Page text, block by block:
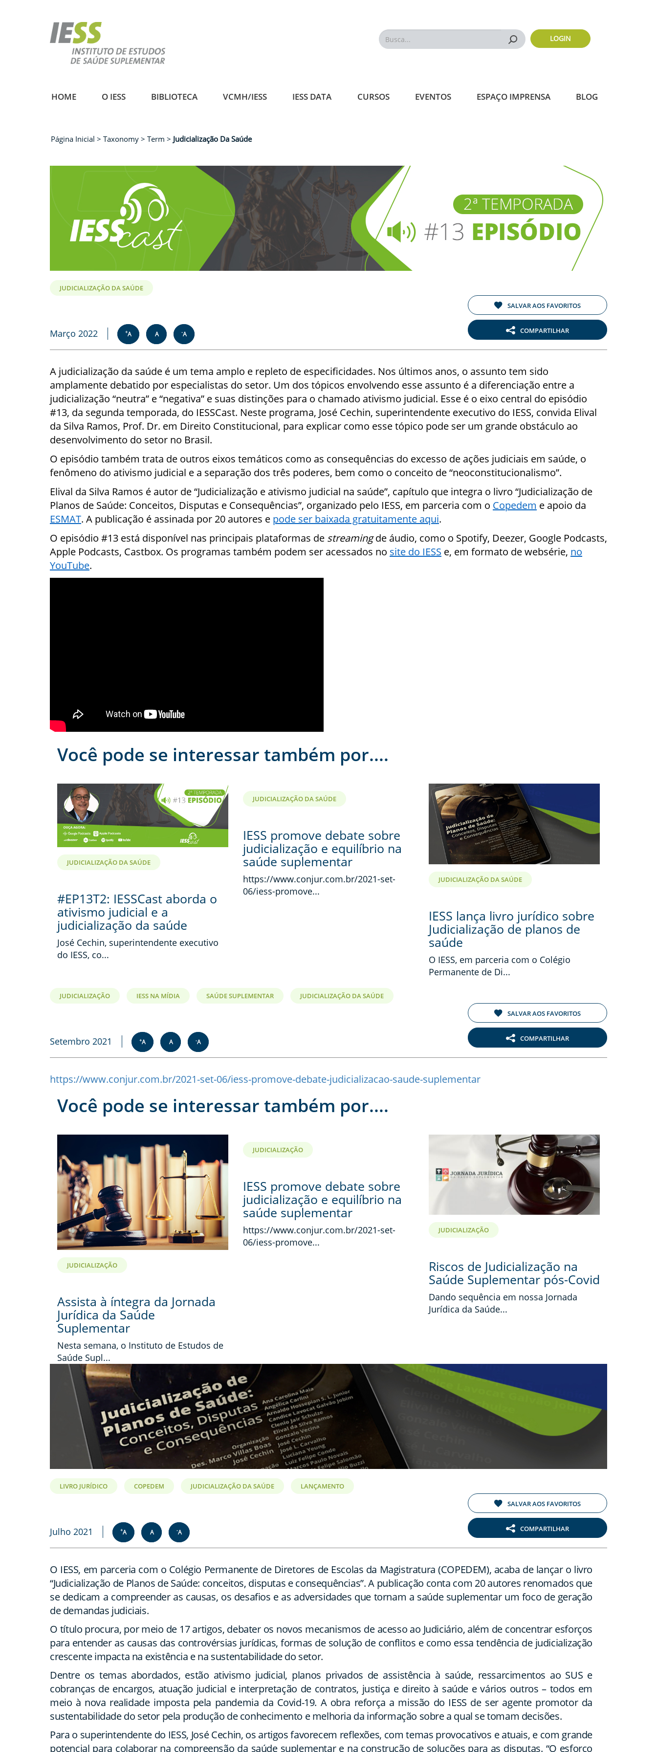
Busca... Buscar LOGIN
HOME O IESS BIBLIOTECA VCMH/IESS IESS DATA CURSOS EVENTOS ESPAÇO IMPRENSA BLOG
Trilha
de
Página Inicial Taxonomy Term Judicialização Da Saúde
JUDICIALIZAÇÃO DA SAÚDE
Março 2022 +A A -A
SALVAR AOS FAVORITOS
COMPARTILHAR
A judicialização da saúde é um tema amplo e repleto de especificidades. Nos últimos anos, o assunto tem sido
amplamente debatido por especialistas do setor. Um dos tópicos envolvendo esse assunto é a diferenciação entre a
judicialização “neutra” e “negativa” e suas distinções para o chamado ativismo judicial. Esse é o eixo central do episódio
#13, da segunda temporada, do IESSCast. Neste programa, José Cechin, superintendente executivo do IESS, convida Elival
da Silva Ramos, Prof. Dr. em Direito Constitucional, para explicar como esse tópico pode ser um grande obstáculo ao
desenvolvimento do setor no Brasil.
O episódio também trata de outros eixos temáticos como as consequências do excesso de ações judiciais em saúde, o
fenômeno do ativismo judicial e a separação dos três poderes, bem como o conceito de “neoconstitucionalismo”.
Elival da Silva Ramos é autor de “Judicialização e ativismo judicial na saúde”, capítulo que integra o livro “Judicialização de
Planos de Saúde: Conceitos, Disputas e Consequências”, organizado pelo IESS, em parceria com o Copedem e apoio da
ESMAT. A publicação é assinada por 20 autores e pode ser baixada gratuitamente aqui.
O episódio #13 está disponível nas principais plataformas de streamingde áudio, como o Spotify, Deezer, Google Podcasts,
Apple Podcasts, Castbox. Os programas também podem ser acessados no site do IESS e, em formato de websérie, no
YouTube.
Você pode se interessar também por....
JUDICIALIZAÇÃO DA SAÚDE
#EP13T2: IESSCast aborda o
ativismo judicial e a
judicialização da saúde
José Cechin, superintendente executivo
do IESS, co...
JUDICIALIZAÇÃO DA SAÚDE
IESS promove debate sobre
judicialização e equilíbrio na
saúde suplementar
https://www.conjur.com.br/2021-set-
06/iess-promove...
JUDICIALIZAÇÃO DA SAÚDE
IESS lança livro jurídico sobre
Judicialização de planos de
saúde
O IESS, em parceria com o Colégio
Permanente de Di...
JUDICIALIZAÇÃO IESS NA MÍDIA SAÚDE SUPLEMENTAR JUDICIALIZAÇÃO DA SAÚDE
Setembro 2021 +A A -A
SALVAR AOS FAVORITOS
COMPARTILHAR
https://www.conjur.com.br/2021-set-06/iess-promove-debate-judicializacao-saude-suplementar
Você pode se interessar também por....
JUDICIALIZAÇÃO
Assista à íntegra da Jornada
Jurídica da Saúde
Suplementar
Nesta semana, o Instituto de Estudos de
Saúde Supl...
JUDICIALIZAÇÃO
IESS promove debate sobre
judicialização e equilíbrio na
saúde suplementar
https://www.conjur.com.br/2021-set-
06/iess-promove...
JUDICIALIZAÇÃO
Riscos de Judicialização na
Saúde Suplementar pós-Covid
Dando sequência em nossa Jornada
Jurídica da Saúde...
LIVRO JURÍDICO COPEDEM JUDICIALIZAÇÃO DA SAÚDE LANÇAMENTO
Julho 2021 +A A -A
SALVAR AOS FAVORITOS
COMPARTILHAR
O IESS, em parceria com o Colégio Permanente de Diretores de Escolas da Magistratura (COPEDEM), acaba de lançar o livro
“Judicialização de Planos de Saúde: conceitos, disputas e consequências”. A publicação conta com 20 autores renomados que
se dedicam a compreender as causas, os desafios e as adversidades que tornam a saúde suplementar um foco de geração
de demandas judiciais.
O título procura, por meio de 17 artigos, debater os novos mecanismos de acesso ao Judiciário, além de concentrar esforços
para entender as causas das controvérsias jurídicas, formas de solução de conflitos e como essa tendência de judicialização
crescente impacta na existência e na sustentabilidade do setor.
Dentre os temas abordados, estão ativismo judicial, planos privados de assistência à saúde, ressarcimentos ao SUS e
cobranças de encargos, atuação judicial e interpretação de contratos, justiça e direito à saúde e vários outros – todos em
meio à nova realidade imposta pela pandemia da Covid-19. A obra reforça a missão do IESS de ser agente promotor da
sustentabilidade do setor pela produção de conhecimento e melhoria da informação sobre a qual se tomam decisões.
Para o superintendente do IESS, José Cechin, os artigos favorecem reflexões, com temas provocativos e atuais, e com grande
potencial para colaborar na compreensão da saúde suplementar e na construção de soluções para as disputas. “O esforço